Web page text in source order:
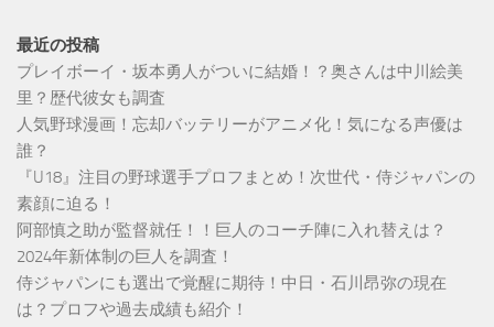
最近の投稿
プレイボーイ・坂本勇人がついに結婚！？奥さんは中川絵美
里？歴代彼女も調査
人気野球漫画！忘却バッテリーがアニメ化！気になる声優は
誰？
『U18』注目の野球選手プロフまとめ！次世代・侍ジャパンの
素顔に迫る！
阿部慎之助が監督就任！！巨人のコーチ陣に入れ替えは？
2024年新体制の巨人を調査！
侍ジャパンにも選出で覚醒に期待！中日・石川昂弥の現在
は？プロフや過去成績も紹介！